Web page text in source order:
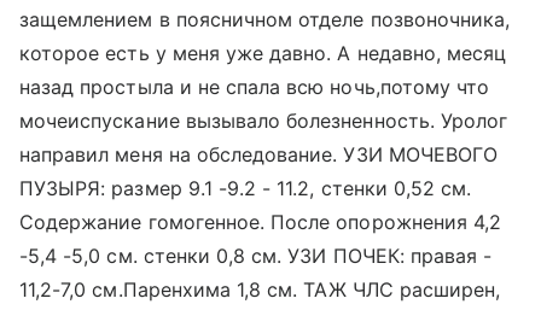
защемлением в поясничном отделе позвоночника,
которое есть у меня уже давно. А недавно, месяц
назад простыла и не спала всю ночь,потому что
мочеиспускание вызывало болезненность. Уролог
направил меня на обследование. УЗИ МОЧЕВОГО
ПУЗЫРЯ: размер 9.1 -9.2 - 11.2, стенки 0,52 см.
Содержание гомогенное. После опорожнения 4,2
-5,4 -5,0 см. стенки 0,8 см. УЗИ ПОЧЕК: правая -
11,2-7,0 см.Паренхима 1,8 см. ТАЖ ЧЛС расширен,